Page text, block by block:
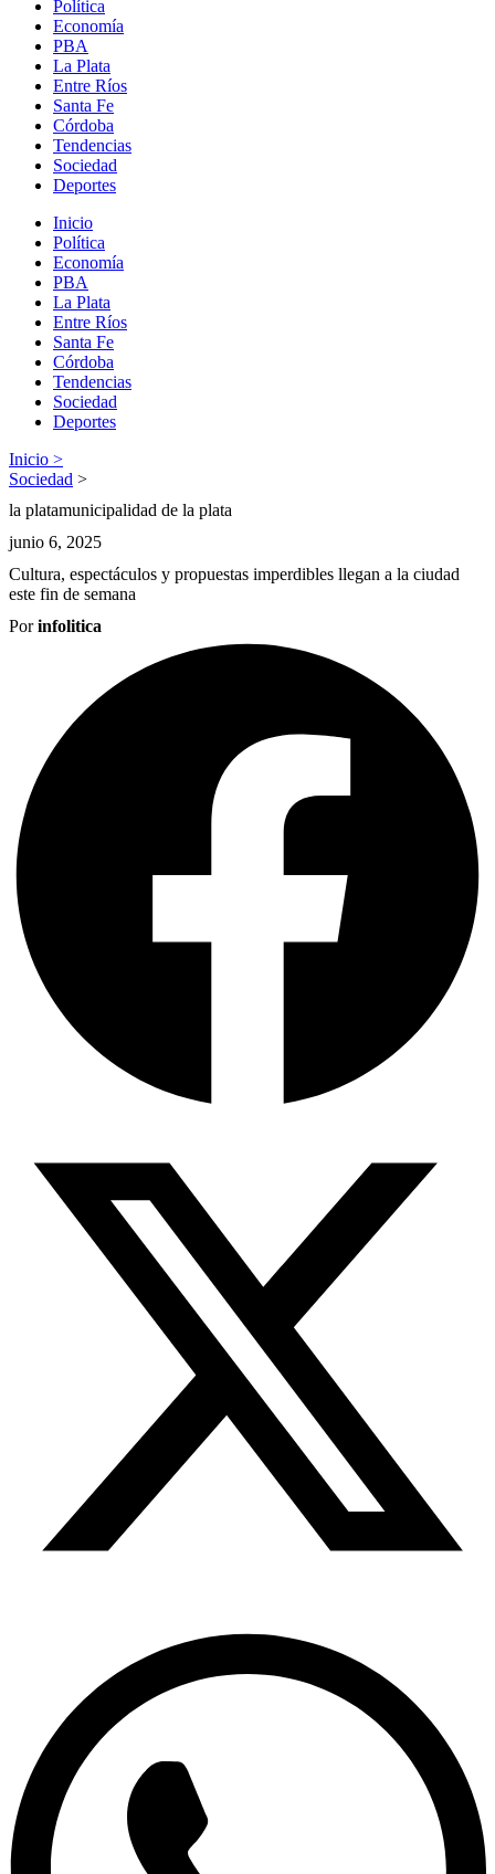
Política
Economía
PBA
La Plata
Entre Ríos
Santa Fe
Córdoba
Tendencias
Sociedad
Deportes
Inicio
Política
Economía
PBA
La Plata
Entre Ríos
Santa Fe
Córdoba
Tendencias
Sociedad
Deportes
Inicio >
Sociedad >
la platamunicipalidad de la plata
junio 6, 2025
Cultura, espectáculos y propuestas imperdibles llegan a la ciudad
este fin de semana
Porinfolitica